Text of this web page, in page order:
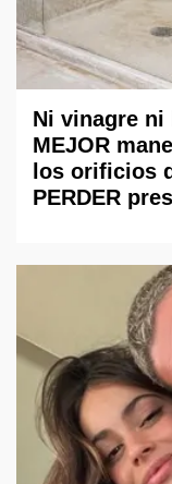
Ni vinagre
MEJOR
los orificios
PERDER